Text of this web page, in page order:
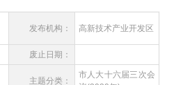
发布机构： 高新技术产业开发区
废止日期：
主题分类：
市人大十六届三次会